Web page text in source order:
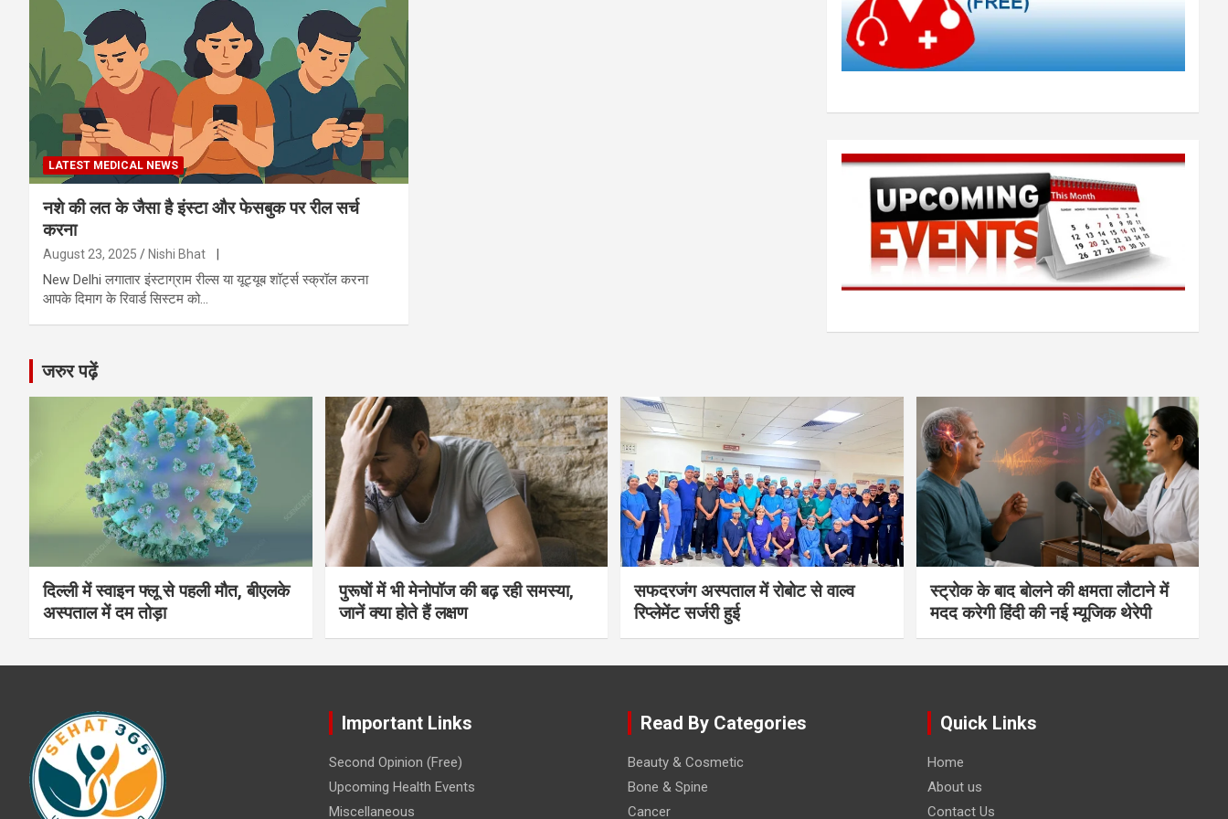
LATEST MEDICAL NEWS
नशे की लत के जैसा है इंस्टा और फेसबुक पर रील सर्च
करना
August 23, 2025 Nishi Bhat
New Delhi लगातार इंस्टाग्राम रील्स या यूट्यूब शॉर्ट्स स्क्रॉल करना
आपके दिमाग के रिवार्ड सिस्टम को…
जरुर पढ़ें
दिल्ली में स्वाइन फ्लू से पहली मौत, बीएलके
अस्पताल में दम तोड़ा
पुरूषों में भी मेनोपॉज की बढ़ रही समस्या,
जानें क्या होते हैं लक्षण
सफदरजंग अस्पताल में रोबोट से वाल्व
रिप्लेमेंट सर्जरी हुई
स्ट्रोक के बाद बोलने की क्षमता लौटाने में
मदद करेगी हिंदी की नई म्यूजिक थेरेपी
Important Links
Second Opinion (Free)
Upcoming Health Events
Miscellaneous
Read By Categories
Beauty & Cosmetic
Bone & Spine
Cancer
Quick Links
Home
About us
Contact Us